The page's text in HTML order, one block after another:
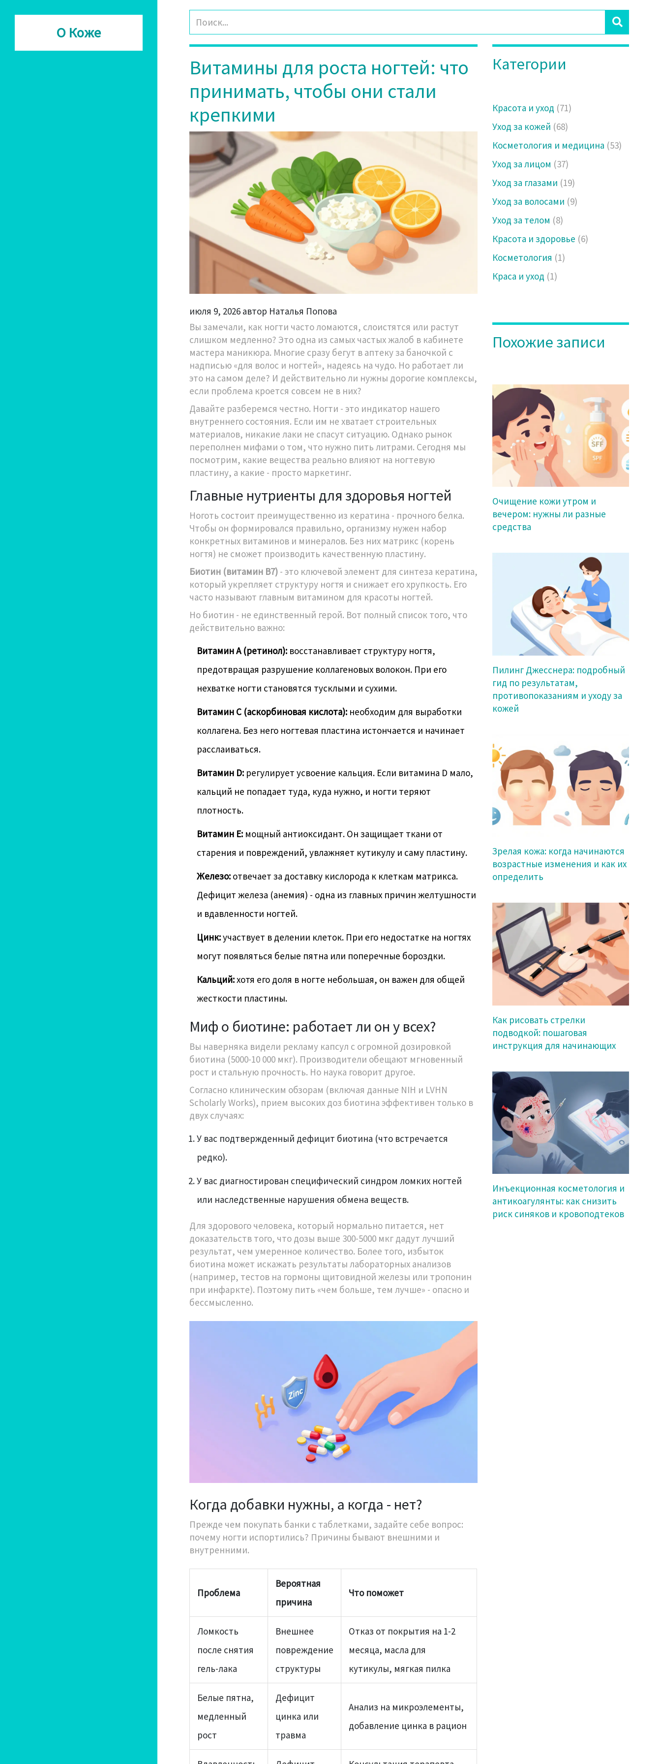
О Коже
Витамины для роста ногтей: что
принимать, чтобы они стали
крепкими
июля 9, 2026 автор Наталья Попова
Вы замечали, как ногти часто ломаются, слоистятся или растут
слишком медленно? Это одна из самых частых жалоб в кабинете
мастера маникюра. Многие сразу бегут в аптеку за баночкой с
надписью «для волос и ногтей», надеясь на чудо. Но работает ли
это на самом деле? И действительно ли нужны дорогие комплексы,
если проблема кроется совсем не в них?
Давайте разберемся честно. Ногти - это индикатор нашего
внутреннего состояния. Если им не хватает строительных
материалов, никакие лаки не спасут ситуацию. Однако рынок
переполнен мифами о том, что нужно пить литрами. Сегодня мы
посмотрим, какие вещества реально влияют на ногтевую
пластину, а какие - просто маркетинг.
Главные нутриенты для здоровья ногтей
Ноготь состоит преимущественно из кератина - прочного белка.
Чтобы он формировался правильно, организму нужен набор
конкретных витаминов и минералов. Без них матрикс (корень
ногтя) не сможет производить качественную пластину.
Биотин (витамин B7) - это ключевой элемент для синтеза кератина,
который укрепляет структуру ногтя и снижает его хрупкость. Его
часто называют главным витамином для красоты ногтей.
Но биотин - не единственный герой. Вот полный список того, что
действительно важно:
Витамин А (ретинол): восстанавливает структуру ногтя,
предотвращая разрушение коллагеновых волокон. При его
нехватке ногти становятся тусклыми и сухими.
Витамин С (аскорбиновая кислота): необходим для выработки
коллагена. Без него ногтевая пластина истончается и начинает
расслаиваться.
Витамин D: регулирует усвоение кальция. Если витамина D мало,
кальций не попадает туда, куда нужно, и ногти теряют
плотность.
Витамин Е: мощный антиоксидант. Он защищает ткани от
старения и повреждений, увлажняет кутикулу и саму пластину.
Железо: отвечает за доставку кислорода к клеткам матрикса.
Дефицит железа (анемия) - одна из главных причин желтушности
и вдавленности ногтей.
Цинк:участвует в делении клеток. При его недостатке на ногтях
могут появляться белые пятна или поперечные бороздки.
Кальций:хотя его доля в ногте небольшая, он важен для общей
жесткости пластины.
Миф о биотине: работает ли он у всех?
Вы наверняка видели рекламу капсул с огромной дозировкой
биотина (5000-10 000 мкг). Производители обещают мгновенный
рост и стальную прочность. Но наука говорит другое.
Согласно клиническим обзорам (включая данные NIH и LVHN
Scholarly Works), прием высоких доз биотина эффективен только в
двух случаях:
У вас подтвержденный дефицит биотина (что встречается
редко).
У вас диагностирован специфический синдром ломких ногтей
или наследственные нарушения обмена веществ.
Для здорового человека, который нормально питается, нет
доказательств того, что дозы выше 300-5000 мкг дадут лучший
результат, чем умеренное количество. Более того, избыток
биотина может искажать результаты лабораторных анализов
(например, тестов на гормоны щитовидной железы или тропонин
при инфаркте). Поэтому пить «чем больше, тем лучше» - опасно и
бессмысленно.
Когда добавки нужны, а когда - нет?
Прежде чем покупать банки с таблетками, задайте себе вопрос:
почему ногти испортились? Причины бывают внешними и
внутренними.
Проблема
Вероятная
причина
Что поможет
Ломкость
после снятия
гель-лака
Внешнее
повреждение
структуры
Отказ от покрытия на 1-2
месяца, масла для
кутикулы, мягкая пилка
Белые пятна,
медленный
рост
Дефицит
цинка или
травма
Анализ на микроэлементы,
добавление цинка в рацион
Категории
Красота и уход (71)
Уход за кожей (68)
Косметология и медицина (53)
Уход за лицом (37)
Уход за глазами (19)
Уход за волосами (9)
Уход за телом (8)
Красота и здоровье (6)
Косметология (1)
Краса и уход (1)
Похожие записи
Очищение кожи утром и
вечером: нужны ли разные
средства
Пилинг Джесснера: подробный
гид по результатам,
противопоказаниям и уходу за
кожей
Зрелая кожа: когда начинаются
возрастные изменения и как их
определить
Как рисовать стрелки
подводкой: пошаговая
инструкция для начинающих
Инъекционная косметология и
антикоагулянты: как снизить
риск синяков и кровоподтеков